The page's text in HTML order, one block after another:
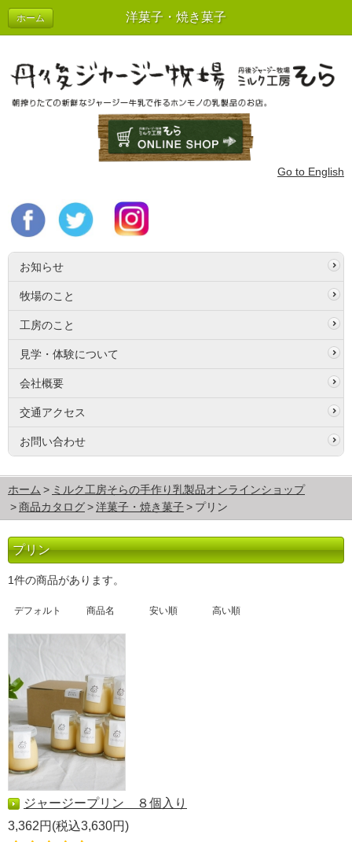
洋菓子・焼き菓子
ホーム
Go to English
お知らせ
牧場のこと
工房のこと
見学・体験について
会社概要
交通アクセス
お問い合わせ
ホーム
ミルク工房そらの手作り乳製品オンラインショップ
商品カタログ
洋菓子・焼き菓子 プリン
プリン
1件の商品があります。
デフォルト 商品名 安い順 高い順
ジャージープリン ８個入り
3,362円(税込3,630円)